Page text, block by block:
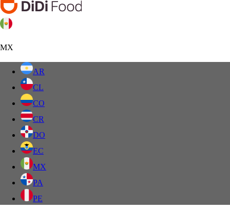
MX
AR
CL
CO
CR
DO
EC
MX
PA
PE